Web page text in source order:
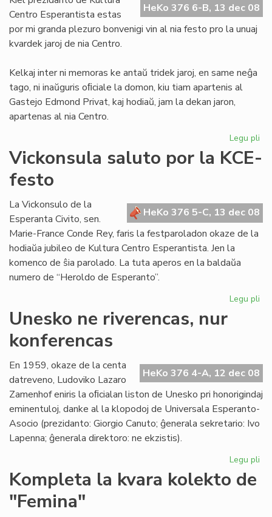
HeKo 376 6-B, 13 dec 08
Centro Esperantista estas
por mi granda plezuro bonvenigi vin al nia festo pro la unuaj
kvardek jaroj de nia Centro.
Kelkaj inter ni memoras ke antaŭ tridek jaroj, en same neĝa
tago, ni inaŭguris oﬁciale la domon, kiu tiam apartenis al
Gastejo Edmond Privat, kaj hodiaŭ, jam la dekan jaron,
apartenas al nia Centro.
Legu pli
de
Vickonsula saluto por la KCE-
festo
HeKo 376 5-C, 13 dec 08
La Vickonsulo de la
Esperanta Civito, sen.
Marie-France Conde Rey, faris la festparoladon okaze de la
hodiaŭa jubileo de Kultura Centro Esperantista. Jen la
komenco de ŝia parolado. La tuta aperos en la baldaŭa
numero de “Heroldo de Esperanto”.
Legu pli
Unesko ne riverencas, nur
konferencas
HeKo 376 4-A, 12 dec 08
En 1959, okaze de la centa
datreveno, Ludoviko Lazaro
Zamenhof eniris la oﬁcialan liston de Unesko pri honorigindaj
eminentuloj, danke al la klopodoj de Universala Esperanto-
Asocio (prezidanto: Giorgio Canuto; ĝenerala sekretario: Ivo
Lapenna; ĝenerala direktoro: ne ekzistis).
Legu pli
Kompleta la kvara kolekto de
"Femina"